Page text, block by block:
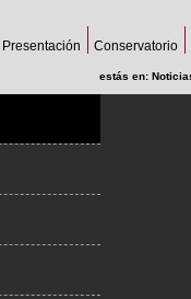
Presentación Conservatorio
estás en: